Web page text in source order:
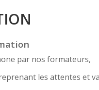
par nos formateurs,
les attentes et